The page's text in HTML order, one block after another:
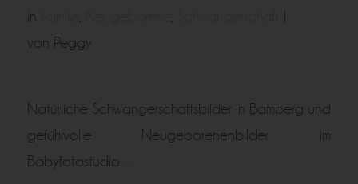
in
|
von Peggy
Natürliche Schwangerschaftsbilder in Bamberg und
gefühlvolle Neugeborenenbilder im
Babyfotostudio…